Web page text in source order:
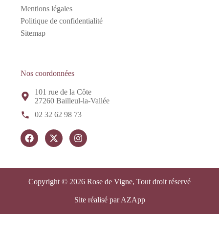
Mentions légales
Politique de confidentialité
Sitemap
Nos coordonnées
101 rue de la Côte
27260 Bailleul-la-Vallée
02 32 62 98 73
Copyright © 2026 Rose de Vigne, Tout droit réservé
Site réalisé par AZApp